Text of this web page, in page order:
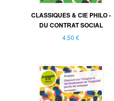
CLASSIQUES & CIE PHILO -
DU CONTRAT SOCIAL
4,50 €